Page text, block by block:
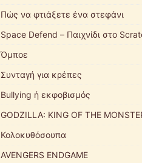
Πώς να φτιάξετε ένα στεφάνι
Space Defend – Παιχνίδι στο
Όμποε
Συνταγή για κρέπες
Bullying ή εκφοβισμός
GODZILLA: KING OF THE
Κολοκυθόσουπα
AVENGERS ENDGAME